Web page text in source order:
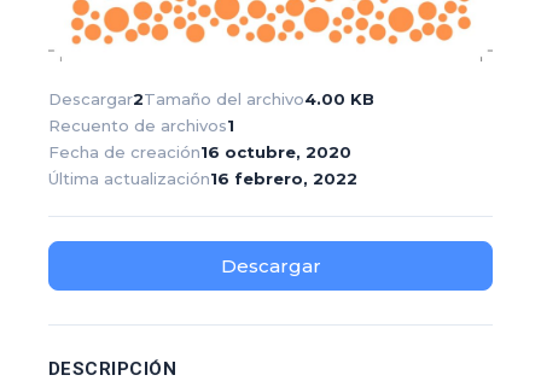
Descargar2Tamaño del archivo4.00 KB
Recuento de archivos1
Fecha de creación16 octubre, 2020
Última actualización16 febrero, 2022
Descargar
DESCRIPCIÓN